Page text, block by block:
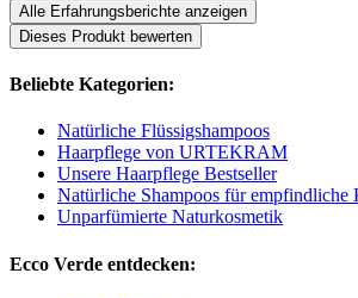
Alle Erfahrungsberichte anzeigen
Dieses Produkt bewerten
Beliebte Kategorien:
Natürliche Flüssigshampoos
Haarpflege von URTEKRAM
Unsere Haarpflege Bestseller
Natürliche Shampoos für empfindliche
Unparfümierte Naturkosmetik
Ecco Verde entdecken: